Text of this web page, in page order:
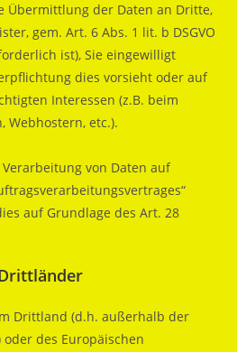
Übermittlung der Daten an Dritte,
gem. Art. 6 Abs. 1 lit. b DSGVO
ist), Sie eingewilligt
dies vorsieht oder auf
Interessen (z.B. beim
Webhostern, etc.).
von Daten auf
auf Grundlage des Art. 28
Drittland (d.h. außerhalb der
oder des Europäischen